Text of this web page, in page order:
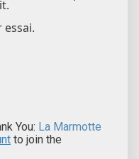
You: La Marmotte
to join the